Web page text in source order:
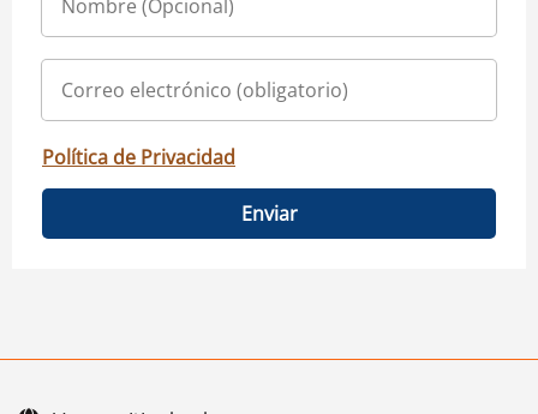
Política de Privacidad
Enviar